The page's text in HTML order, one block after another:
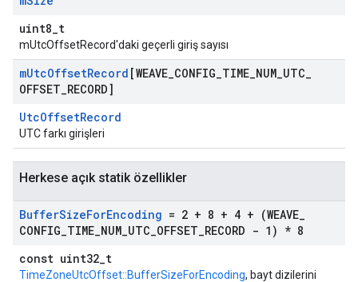
uint8_t
mUtcOffsetRecord'daki geçerli giriş sayısı
mUtcOffsetRecord [WEAVE CONFIG TIME NUM UTC
OFFSET RECORD]
UtcOffsetRecord
UTC farkı girişleri
Herkese açık statik özellikler
BufferSizeForEncoding = 2 + 8 + 4 + (WEAVE
CONFIG TIME NUM UTC OFFSET RECORD - 1) * 8
const uint32_t
TimeZoneUtcOffset::BufferSizeForEncoding, bayt dizilerini